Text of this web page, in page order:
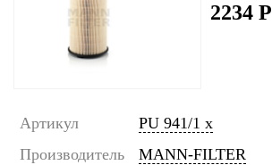
2234 Р
Артикул
PU 941/1 x
Производитель
MANN-FILTER